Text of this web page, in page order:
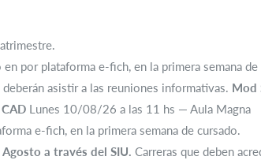
por plataforma e-fich, en la primera semana de
asistir a las reuniones informativas. Mod
Lunes 10/08/26 a las 11 hs — Aula Magna
e-fich, en la primera semana de cursado.
a través del SIU. Carreras que deben